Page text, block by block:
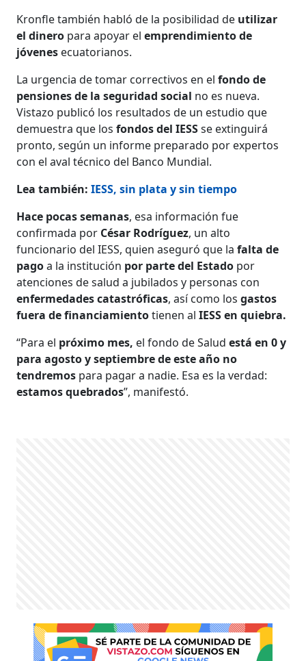
Kronfle también habló de la posibilidad de utilizar
el dinero para apoyar elemprendimiento de
jóvenes ecuatorianos.
La urgencia de tomar correctivos en el fondo de
pensiones de la seguridad social no es nueva.
Vistazo publicó los resultados de un estudio que
demuestra que losfondos del IESSse extinguirá
pronto, según un informe preparado por expertos
con el aval técnico del Banco Mundial.
Lea también:IESS, sin plata y sin tiempo
Hace pocas semanas, esa información fue
confirmada por César Rodríguez, un alto
funcionario del IESS, quien aseguró que lafalta de
pagoa la institución por parte del Estado por
atenciones de salud a jubilados y personas con
enfermedades catastróficas, así como losgastos
fuera de financiamientotienen alIESS en quiebra.
“Para el próximo mes, el fondo de Saludestá en 0 y
para agosto y septiembre de este año no
tendremos para pagar a nadie. Esa es la verdad:
estamos quebrados”, manifestó.